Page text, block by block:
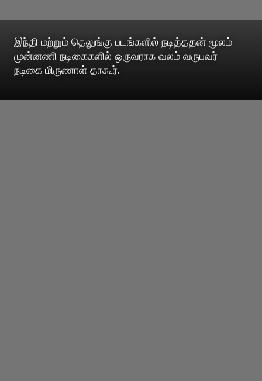
இந்தி மற்றும் தெலுங்கு படங்களில் நடித்ததன் மூலம்
முன்னணி நடிகைகளில் ஒருவராக வலம் வருபவர்
நடிகை மிருணாள் தாகூர்.